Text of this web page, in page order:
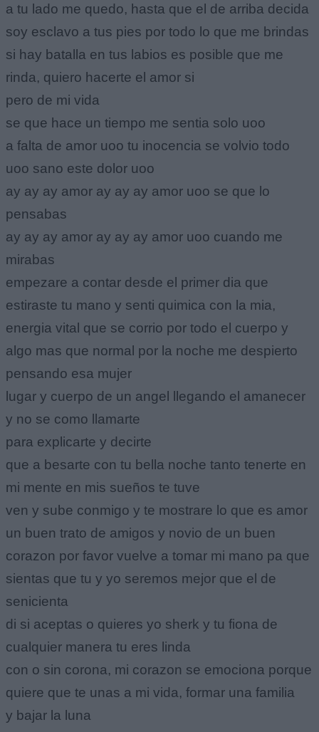
a tu lado me quedo, hasta que el de arriba decida
soy esclavo a tus pies por todo lo que me brindas
si hay batalla en tus labios es posible que me
rinda, quiero hacerte el amor si
pero de mi vida
se que hace un tiempo me sentia solo uoo
a falta de amor uoo tu inocencia se volvio todo
uoo sano este dolor uoo
ay ay ay amor ay ay ay amor uoo se que lo
pensabas
ay ay ay amor ay ay ay amor uoo cuando me
mirabas
empezare a contar desde el primer dia que
estiraste tu mano y senti quimica con la mia,
energia vital que se corrio por todo el cuerpo y
algo mas que normal por la noche me despierto
pensando esa mujer
lugar y cuerpo de un angel llegando el amanecer
y no se como llamarte
para explicarte y decirte
que a besarte con tu bella noche tanto tenerte en
mi mente en mis sueños te tuve
ven y sube conmigo y te mostrare lo que es amor
un buen trato de amigos y novio de un buen
corazon por favor vuelve a tomar mi mano pa que
sientas que tu y yo seremos mejor que el de
senicienta
di si aceptas o quieres yo sherk y tu fiona de
cualquier manera tu eres linda
con o sin corona, mi corazon se emociona porque
quiere que te unas a mi vida, formar una familia
y bajar la luna